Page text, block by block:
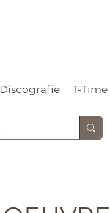
Discografie T-Time